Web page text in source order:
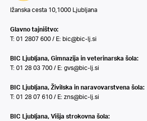
Ižanska cesta 10,1000 Ljubljana
Glavno tajništvo:
T: 01 2807 600 / E: bic@bic-lj.si
BIC Ljubljana, Gimnazija in veterinarska šola:
T: 01 28 03 700 / E: gvs@bic-lj.si
BIC Ljubljana, Živilska in naravovarstvena šola:
T: 01 28 07 610 / E: zns@bic-lj.si
BIC Ljubljana, Višja strokovna šola: